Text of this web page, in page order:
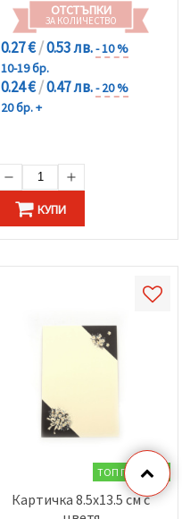
ОТСТЪПКИ
ЗА КОЛИЧЕСТВО
0.27 €/0.53 лв.- 10 %
10-19 бр.
0.24 €/0.47 лв.- 20 %
20 бр. +
КУПИ
ТОП ПРОДУКТ
Картичка 8.5x13.5 см с